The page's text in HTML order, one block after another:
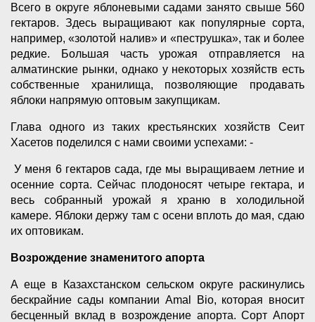
Всего в округе яблоневыми садами занято свыше 560
гектаров. Здесь выращивают как популярные сорта,
например, «золотой налив» и «пеструшка», так и более
редкие. Большая часть урожая отправляется на
алматинские рынки, однако у некоторых хозяйств есть
собственные хранилища, позволяющие продавать
яблоки напрямую оптовым закупщикам.
Глава одного из таких крестьянских хозяйств Сеит
Хасетов поделился с нами своими успехами: -
У меня 6 гектаров сада, где мы выращиваем летние и
осенние сорта. Сейчас плодоносят четыре гектара, и
весь собранный урожай я храню в холодильной
камере. Яблоки держу там с осени вплоть до мая, сдаю
их оптовикам.
Возрождение знаменитого апорта
А еще в Казахстанском сельском округе раскинулись
бескрайние сады компании Amal Bio, которая вносит
бесценный вклад в возрождение апорта. Сорт Апорт